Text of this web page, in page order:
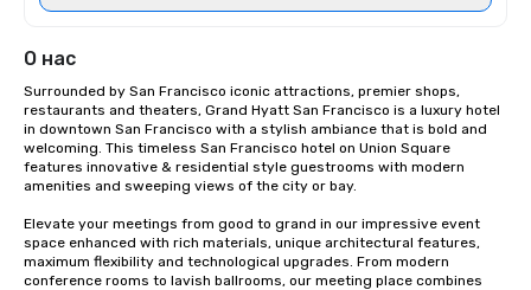
О нас
Surrounded by San Francisco iconic attractions, premier shops,
restaurants and theaters, Grand Hyatt San Francisco is a luxury hotel
in downtown San Francisco with a stylish ambiance that is bold and
welcoming. This timeless San Francisco hotel on Union Square
features innovative & residential style guestrooms with modern
amenities and sweeping views of the city or bay.
Elevate your meetings from good to grand in our impressive event
space enhanced with rich materials, unique architectural features,
maximum flexibility and technological upgrades. From modern
conference rooms to lavish ballrooms, our meeting place combines